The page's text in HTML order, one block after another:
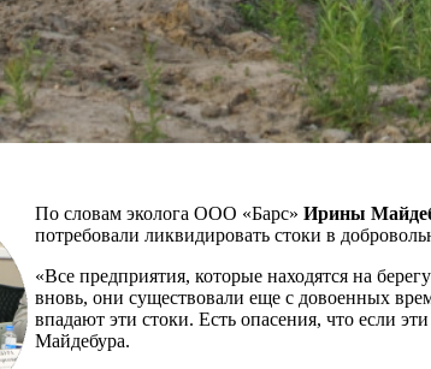
По словам эколога ООО «Барс» Ирины
потребовали ликвидировать стоки в
«Все предприятия, которые находятся на
вновь, они существовали еще с довоенных
впадают эти стоки. Есть опасения, что если
Майдебура.